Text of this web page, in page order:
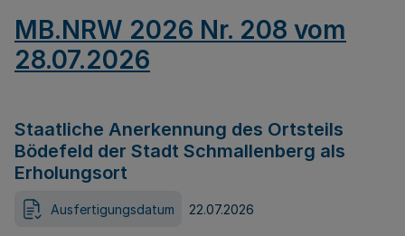
MB.NRW 2026 Nr. 208 vom
28.07.2026
Staatliche Anerkennung des Ortsteils
Bödefeld der Stadt Schmallenberg als
Erholungsort
Ausfertigungsdatum 22.07.2026